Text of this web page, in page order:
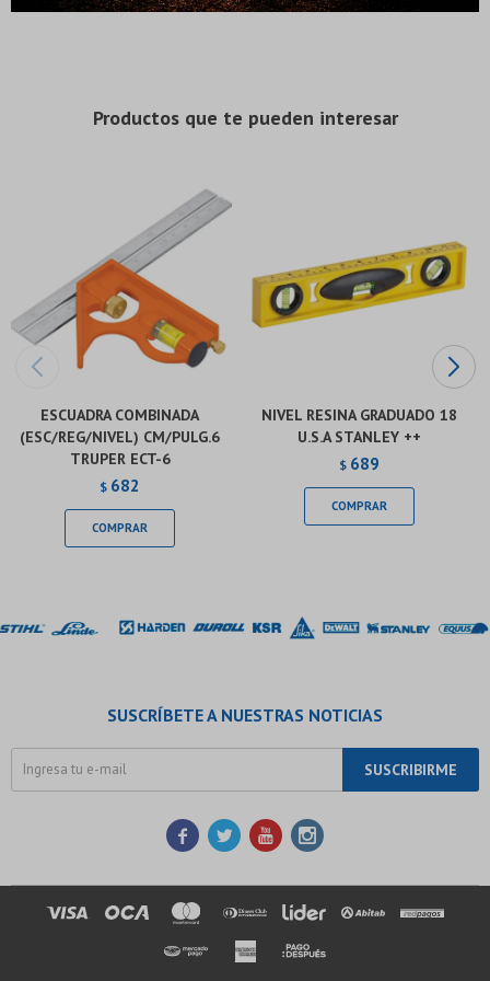
Productos que te pueden interesar
ESCUADRA COMBINADA
(ESC/REG/NIVEL) CM/PULG.6
TRUPER ECT-6
$ 682
NIVEL RESINA GRADUADO 18
U.S.A STANLEY ++
$ 689
* sujeto a aprobación crediticia. El monto disponible
SUSCRÍBETE A NUESTRAS NOTICIAS
SUSCRIBIRME
   
* sujeto a aprobación crediticia. El monto disponible